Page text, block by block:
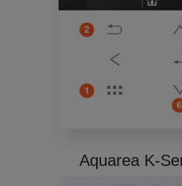
Aquarea K-